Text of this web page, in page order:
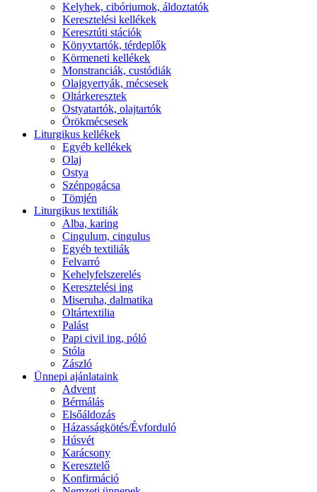
Kelyhek, cibóriumok, áldoztatók
Keresztelési kellékek
Keresztúti stációk
Könyvtartók, térdeplők
Körmeneti kellékek
Monstranciák, custódiák
Olajgyertyák, mécsesek
Oltárkeresztek
Ostyatartók, olajtartók
Örökmécsesek
Liturgikus kellékek
Egyéb kellékek
Olaj
Ostya
Szénpogácsa
Tömjén
Liturgikus textiliák
Alba, karing
Cingulum, cingulus
Egyéb textiliák
Felvarró
Kehelyfelszerelés
Keresztelési ing
Miseruha, dalmatika
Oltártextilia
Palást
Papi civil ing, póló
Stóla
Zászló
Ünnepi ajánlataink
Advent
Bérmálás
Elsőáldozás
Házasságkötés/Évforduló
Húsvét
Karácsony
Keresztelő
Konfirmáció